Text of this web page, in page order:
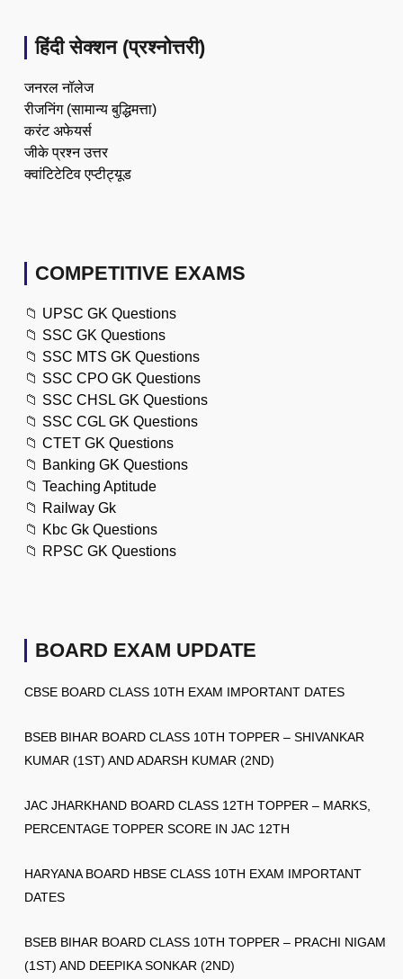
हिंदी सेक्शन (प्रश्नोत्तरी)
जनरल नॉलेज
रीजनिंग (सामान्य बुद्धिमत्ता)
करंट अफेयर्स
जीके प्रश्न उत्तर
क्वांटिटेटिव एप्टीट्यूड
COMPETITIVE EXAMS
📁 UPSC GK Questions
📁 SSC GK Questions
📁 SSC MTS GK Questions
📁 SSC CPO GK Questions
📁 SSC CHSL GK Questions
📁 SSC CGL GK Questions
📁 CTET GK Questions
📁 Banking GK Questions
📁 Teaching Aptitude
📁 Railway Gk
📁 Kbc Gk Questions
📁 RPSC GK Questions
BOARD EXAM UPDATE
CBSE BOARD CLASS 10TH EXAM IMPORTANT DATES
BSEB BIHAR BOARD CLASS 10TH TOPPER – SHIVANKAR
KUMAR (1ST) AND ADARSH KUMAR (2ND)
JAC JHARKHAND BOARD CLASS 12TH TOPPER – MARKS,
PERCENTAGE TOPPER SCORE IN JAC 12TH
HARYANA BOARD HBSE CLASS 10TH EXAM IMPORTANT
DATES
BSEB BIHAR BOARD CLASS 10TH TOPPER – PRACHI NIGAM
(1ST) AND DEEPIKA SONKAR (2ND)